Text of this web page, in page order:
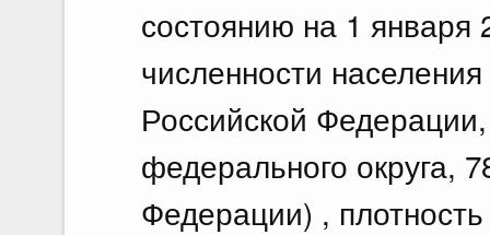
состоянию на 1 января
численности
Российской
федерального округа,
Федерации) ,